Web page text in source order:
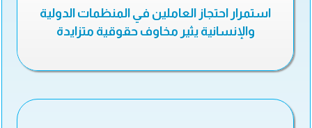
استمرار احتجاز العاملين في المنظمات الدولية
والإنسانية يثير مخاوف حقوقية متزايدة